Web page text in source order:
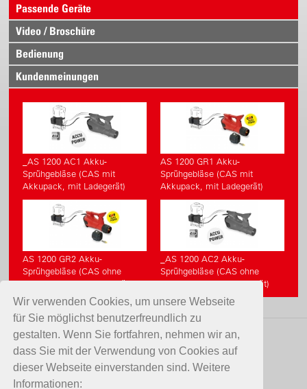
Wir verwenden Cookies, um unsere Webseite
für Sie möglichst benutzerfreundlich zu
gestalten. Wenn Sie fortfahren, nehmen wir an,
dass Sie mit der Verwendung von Cookies auf
dieser Webseite einverstanden sind. Weitere
Informationen:
Passende Geräte
Video / Broschüre
Bedienung
Kundenmeinungen
_AS 1200 AC1 Akku-
Sprühgebläse (CAS mit
Akkupack, mit Ladegerät)
AS 1200 GR1 Akku-
Sprühgebläse (CAS mit
Akkupack, mit Ladegerät)
AS 1200 GR2 Akku-
Sprühgebläse (CAS ohne
Akkupack, ohne Ladegerät)
_AS 1200 AC2 Akku-
Sprühgebläse (CAS ohne
Akkupack, ohne Ladegerät)
KONTAKT
Birchmeier Sprühtechnik AG